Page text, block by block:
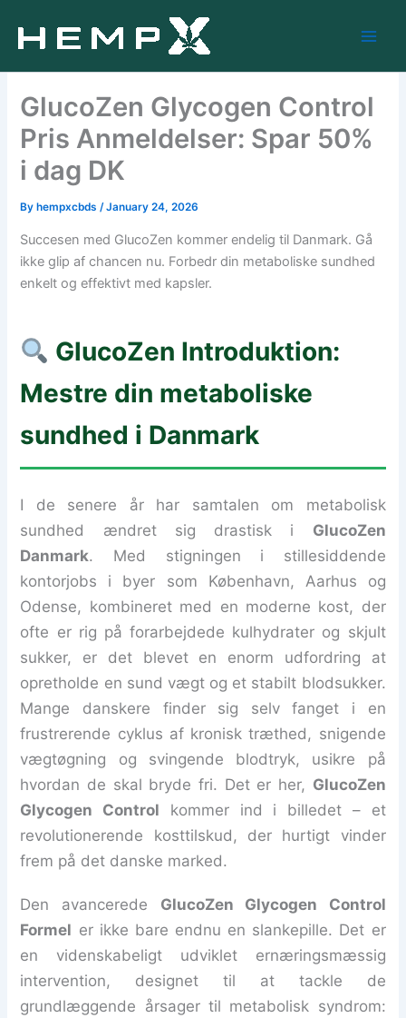
content
GlucoZen Glycogen Control
Pris Anmeldelser: Spar 50%
i dag DK
By hempxcbds/January 24, 2026
Succesen med GlucoZen kommer endelig til Danmark. Gå
ikke glip af chancen nu. Forbedr din metaboliske sundhed
enkelt og effektivt med kapsler.
GlucoZen Introduktion:
Mestre din metaboliske
sundhed i Danmark
I de senere år har samtalen om metabolisk
sundhed ændret sig drastisk i GlucoZen
Danmark. Med stigningen i stillesiddende
kontorjobs i byer som København, Aarhus og
Odense, kombineret med en moderne kost, der
ofte er rig på forarbejdede kulhydrater og skjult
sukker, er det blevet en enorm udfordring at
opretholde en sund vægt og et stabilt blodsukker.
Mange danskere finder sig selv fanget i en
frustrerende cyklus af kronisk træthed, snigende
vægtøgning og svingende blodtryk, usikre på
hvordan de skal bryde fri. Det er her, GlucoZen
Glycogen Control kommer ind i billedet – et
revolutionerende kosttilskud, der hurtigt vinder
frem på det danske marked.
Den avancerede GlucoZen Glycogen Control
Formel er ikke bare endnu en slankepille. Det er
en videnskabeligt udviklet ernæringsmæssig
intervention, designet til at tackle de
grundlæggende årsager til metabolisk syndrom: